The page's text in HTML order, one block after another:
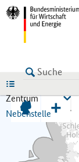
Zentrum
Nebenstelle+